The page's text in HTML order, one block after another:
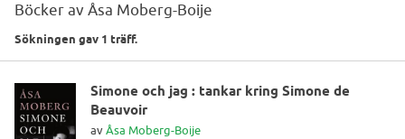
Böcker av Åsa Moberg-Boije
Sökningen gav 1 träff.
Simone och jag : tankar kring Simone de
Beauvoir
avÅsa Moberg-Boije